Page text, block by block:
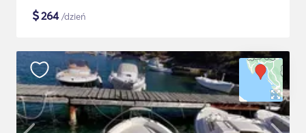
$264/dzień